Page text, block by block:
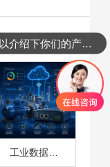
工业数据采集与设备监控案例
可以介绍下你们的产品么